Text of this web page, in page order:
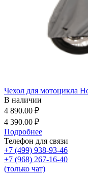
Чехол для мотоцикла
В наличии
4 890.00 ₽
4 390.00 ₽
Подробнее
Телефон для связи
+7 (499) 938-93-46
+7 (968) 267-16-40
(только чат)